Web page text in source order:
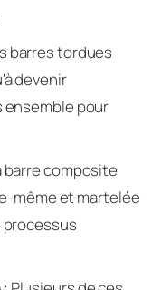
barres tordues
devenir
ensemble pour
barre composite
même et martelée
processus